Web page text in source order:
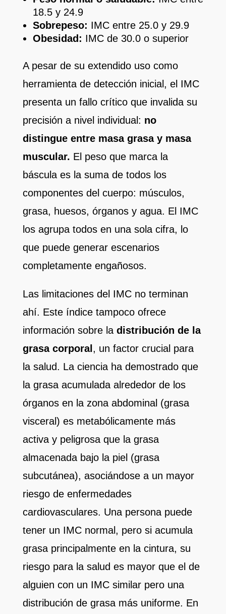
18.5 y 24.9
Sobrepeso: IMC entre 25.0 y 29.9
Obesidad: IMC de 30.0 o superior
A pesar de su extendido uso como
herramienta de detección inicial, el IMC
presenta un fallo crítico que invalida su
precisión a nivel individual: no
distingue entre masa grasa y masa
muscular. El peso que marca la
báscula es la suma de todos los
componentes del cuerpo: músculos,
grasa, huesos, órganos y agua. El IMC
los agrupa todos en una sola cifra, lo
que puede generar escenarios
completamente engañosos.
Las limitaciones del IMC no terminan
ahí. Este índice tampoco ofrece
información sobre la distribución de la
grasa corporal , un factor crucial para
la salud. La ciencia ha demostrado que
la grasa acumulada alrededor de los
órganos en la zona abdominal (grasa
visceral) es metabólicamente más
activa y peligrosa que la grasa
almacenada bajo la piel (grasa
subcutánea), asociándose a un mayor
riesgo de enfermedades
cardiovasculares. Una persona puede
tener un IMC normal, pero si acumula
grasa principalmente en la cintura, su
riesgo para la salud es mayor que el de
alguien con un IMC similar pero una
distribución de grasa más uniforme. En